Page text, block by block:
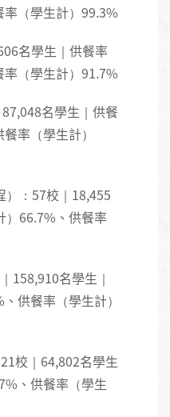
率（學生計）99.3%
名學生｜供餐率
率（學生計）91.7%
名學生｜供餐
率（學生計）
）：57校｜18,455
）66.7%、供餐率
158,910名學生｜
供餐率（學生計）
校｜64,802名學生
、供餐率（學生